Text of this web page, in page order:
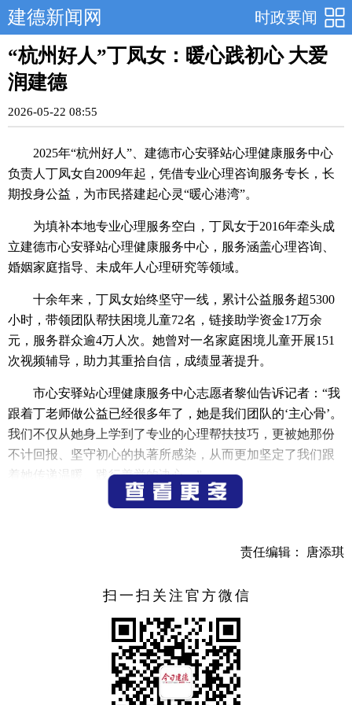
时政要闻
建德新闻网
“杭州好人”丁凤女：暖心践初心 大爱
润建德
2026-05-22 08:55
2025年“杭州好人”、建德市心安驿站心理健康服务中心
负责人丁凤女自2009年起，凭借专业心理咨询服务专长，长
期投身公益，为市民搭建起心灵“暖心港湾”。
为填补本地专业心理服务空白，丁凤女于2016年牵头成
立建德市心安驿站心理健康服务中心，服务涵盖心理咨询、
婚姻家庭指导、未成年人心理研究等领域。
十余年来，丁凤女始终坚守一线，累计公益服务超5300
小时，带领团队帮扶困境儿童72名，链接助学资金17万余
元，服务群众逾4万人次。她曾对一名家庭困境儿童开展151
次视频辅导，助力其重拾自信，成绩显著提升。
市心安驿站心理健康服务中心志愿者黎仙告诉记者：“我
跟着丁老师做公益已经很多年了，她是我们团队的‘主心骨’。
我们不仅从她身上学到了专业的心理帮扶技巧，更被她那份
不计回报、坚守初心的执著所感染，从而更加坚定了我们跟
着她传递温暖、践行善举的决心。”
在服务模式上，丁凤女注重创新与实效，连续六年组织
健康知识，累计覆盖8000余人次。丁凤女说，一开始只是觉
年，她开始免费为群众提供心理咨询服务，看着那些陷入心
就觉得所有的付出都值得。
凭借专业与奉献，丁凤女曾连续两届获评“浙江省金牌婚
姻家庭咨询师”，并多次荣获省级、市级荣誉，包括浙江省社
责任编辑： 唐添琪
扫一扫关注官方微信